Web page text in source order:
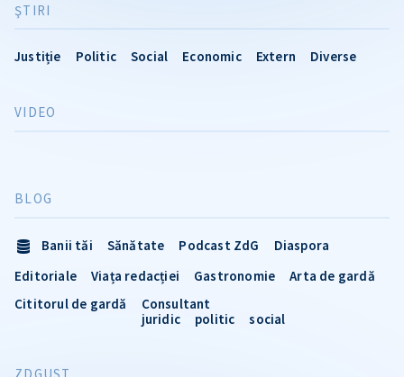
ŞTIRI
Justiție Politic Social Economic Extern Diverse
VIDEO
BLOG
Banii tăi Sănătate Podcast ZdG
Diaspora
Editoriale
Viața redacției Gastronomie
Arta de gardă
Cititorul de gardă
Consultant
juridic
politic social